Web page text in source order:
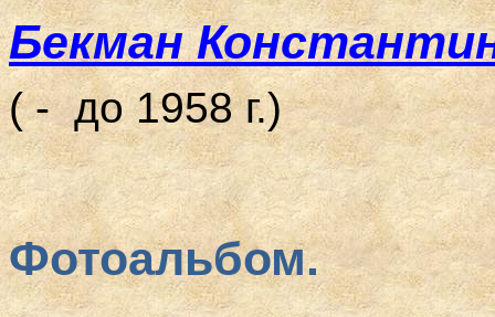
Бекман
( - до 1958 г.)
Фотоальбом.